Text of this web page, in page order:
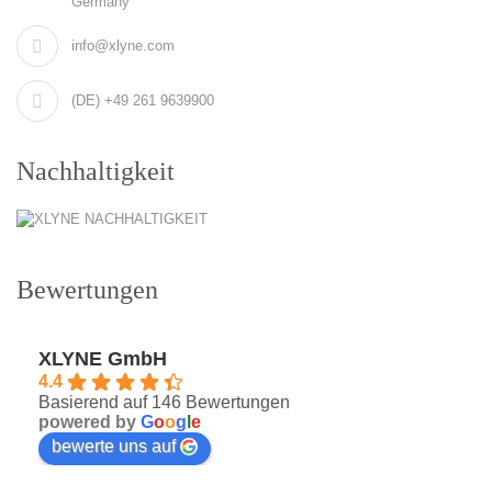
info@xlyne.com
(DE) +49 261 9639900
Nachhaltigkeit
Bewertungen
XLYNE GmbH
4.4
Basierend auf 146 Bewertungen
powered by Goog e
bewerte uns auf